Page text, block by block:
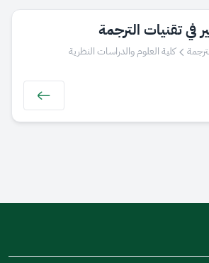
في تقنيات الترجمة
كلية العلوم والدراسات النظرية